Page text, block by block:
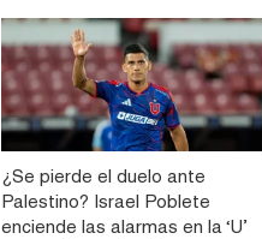
¿Se pierde el duelo ante
Palestino? Israel Poblete
enciende las alarmas en la ‘U’